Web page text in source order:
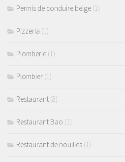
Permis de conduire belge (1)
Pizzeria (1)
Plomberie (1)
Plombier (1)
Restaurant (8)
Restaurant Bao (1)
Restaurant de nouilles (1)